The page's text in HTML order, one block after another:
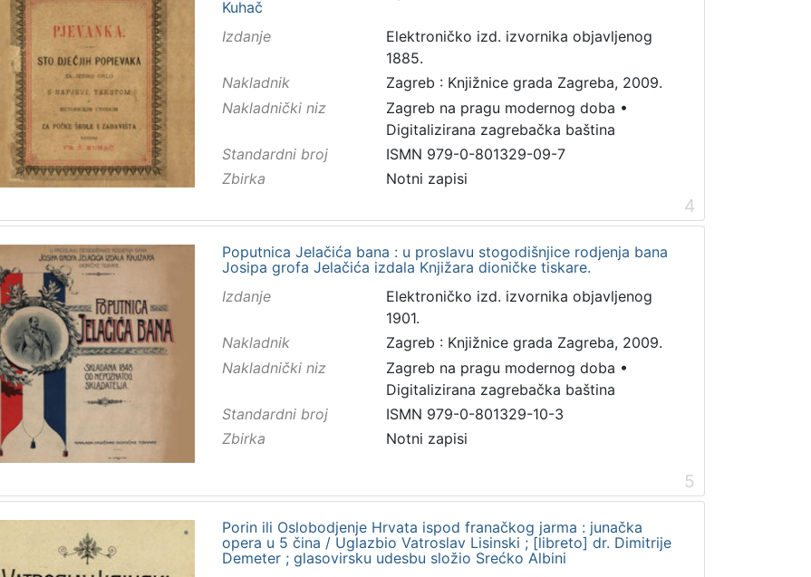
Kuhač
Izdanje
Elektroničko izd. izvornika objavljenog
1885.
Nakladnik
Zagreb : Knjižnice grada Zagreba, 2009.
Nakladnički niz
Zagreb na pragu modernog doba •
Digitalizirana zagrebačka baština
Standardni broj
ISMN 979-0-801329-09-7
Zbirka
Notni zapisi
4
Poputnica Jelačića bana : u proslavu stogodišnjice rodjenja bana
Josipa grofa Jelačića izdala Knjižara dioničke tiskare.
Izdanje
Elektroničko izd. izvornika objavljenog
1901.
Nakladnik
Zagreb : Knjižnice grada Zagreba, 2009.
Nakladnički niz
Zagreb na pragu modernog doba •
Digitalizirana zagrebačka baština
Standardni broj
ISMN 979-0-801329-10-3
Zbirka
Notni zapisi
5
Porin ili Oslobodjenje Hrvata ispod franačkog jarma : junačka
opera u 5 čina / Uglazbio Vatroslav Lisinski ; [libreto] dr. Dimitrije
Demeter ; glasovirsku udesbu složio Srećko Albini